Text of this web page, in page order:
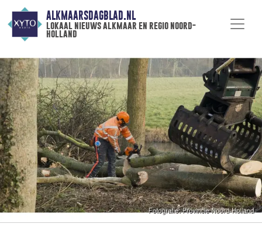
ALKMAARSDAGBLAD.NL
lokaal nieuws alkmaar en regio noord-
holland